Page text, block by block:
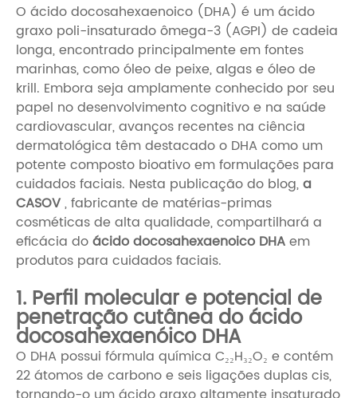
O ácido docosahexaenoico (DHA) é um ácido
graxo poli-insaturado ômega-3 (AGPI) de cadeia
longa, encontrado principalmente em fontes
marinhas, como óleo de peixe, algas e óleo de
krill. Embora seja amplamente conhecido por seu
papel no desenvolvimento cognitivo e na saúde
cardiovascular, avanços recentes na ciência
dermatológica têm destacado o DHA como um
potente composto bioativo em formulações para
cuidados faciais. Nesta publicação do blog,a
CASOV, fabricante de matérias-primas
cosméticas de alta qualidade, compartilhará a
eficácia doácido docosahexaenoico DHAem
produtos para cuidados faciais.
1. Perfil molecular e potencial de
penetração cutânea do ácido
docosahexaenóico DHA
O DHA possui fórmula química C₂₂H₃₂O₂ e contém
22 átomos de carbono e seis ligações duplas cis,